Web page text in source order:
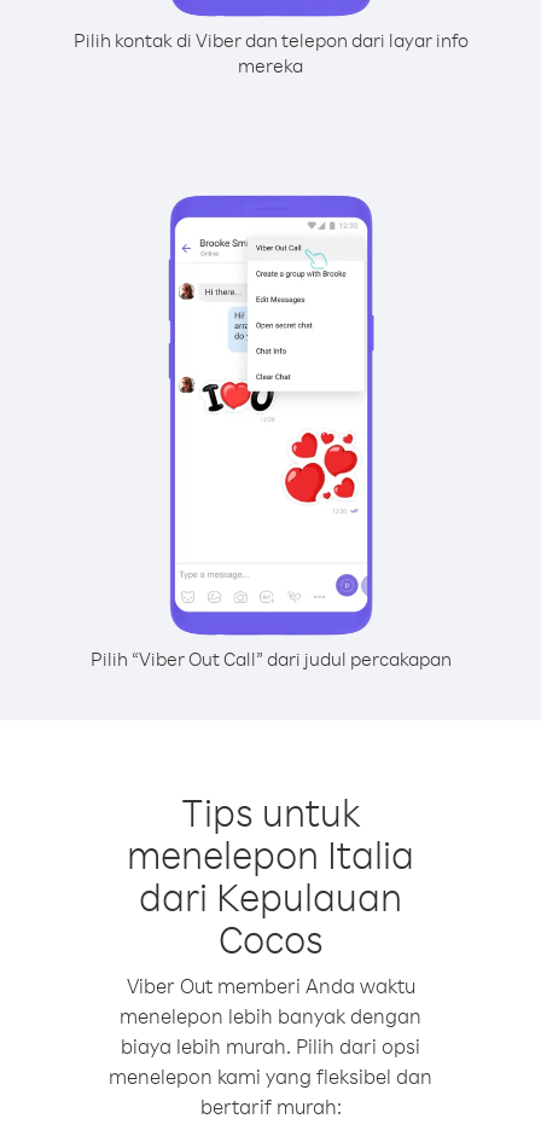
Pilih kontak di Viber dan telepon dari layar info
mereka
Pilih “Viber Out Call” dari judul percakapan
Tips untuk
menelepon Italia
dari Kepulauan
Cocos
Viber Out memberi Anda waktu
menelepon lebih banyak dengan
biaya lebih murah. Pilih dari opsi
menelepon kami yang fleksibel dan
bertarif murah: